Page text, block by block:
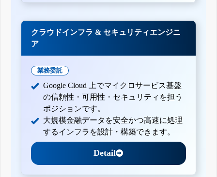
クラウドインフラ & セキュリティエンジニ
ア
業務委託
Google Cloud 上でマイクロサービス基盤
の信頼性・可用性・セキュリティを担う
ポジションです。
大規模金融データを安全かつ高速に処理
するインフラを設計・構築できます。
Detail